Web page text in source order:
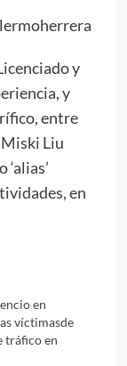
y
y
entre
Liu
en
en
víctimasde
tráfico en